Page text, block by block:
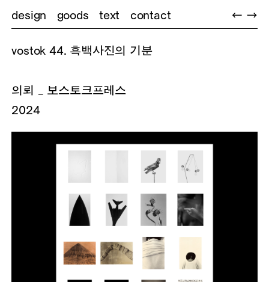
design goods text contact ← →
vostok 44. 흑백사진의 기분
의뢰 _ 보스토크프레스
2024